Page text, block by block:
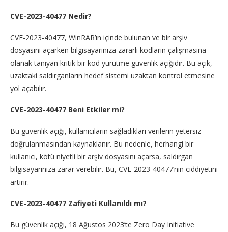
CVE-2023-40477 Nedir?
CVE-2023-40477, WinRAR’ın içinde bulunan ve bir arşiv
dosyasını açarken bilgisayarınıza zararlı kodların çalışmasına
olanak tanıyan kritik bir kod yürütme güvenlik açığıdır. Bu açık,
uzaktaki saldırganların hedef sistemi uzaktan kontrol etmesine
yol açabilir.
CVE-2023-40477 Beni Etkiler mi?
Bu güvenlik açığı, kullanıcıların sağladıkları verilerin yetersiz
doğrulanmasından kaynaklanır. Bu nedenle, herhangi bir
kullanıcı, kötü niyetli bir arşiv dosyasını açarsa, saldırgan
bilgisayarınıza zarar verebilir. Bu, CVE-2023-40477’nin ciddiyetini
artırır.
CVE-2023-40477 Zafiyeti Kullanıldı mı?
Bu güvenlik açığı, 18 Ağustos 2023’te Zero Day Initiative